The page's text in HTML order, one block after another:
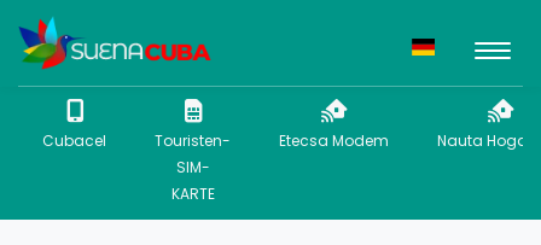
Cubacel
Touristen-
SIM-
KARTE
Etecsa Modem Nauta Hogar